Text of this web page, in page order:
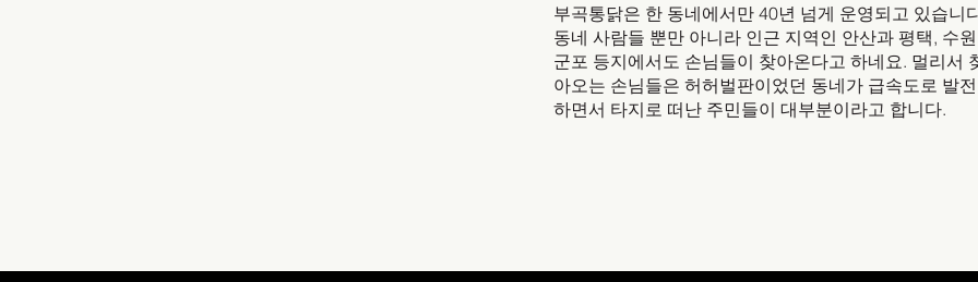
부곡통닭은 한 동네에서만 40년 넘게 운영되고 있습니
동네 사람들 뿐만 아니라 인근 지역인 안산과 평택, 수
군포 등지에서도 손님들이 찾아온다고 하네요. 멀리서
아오는 손님들은 허허벌판이었던 동네가 급속도로 발전
하면서 타지로 떠난 주민들이 대부분이라고 합니다.